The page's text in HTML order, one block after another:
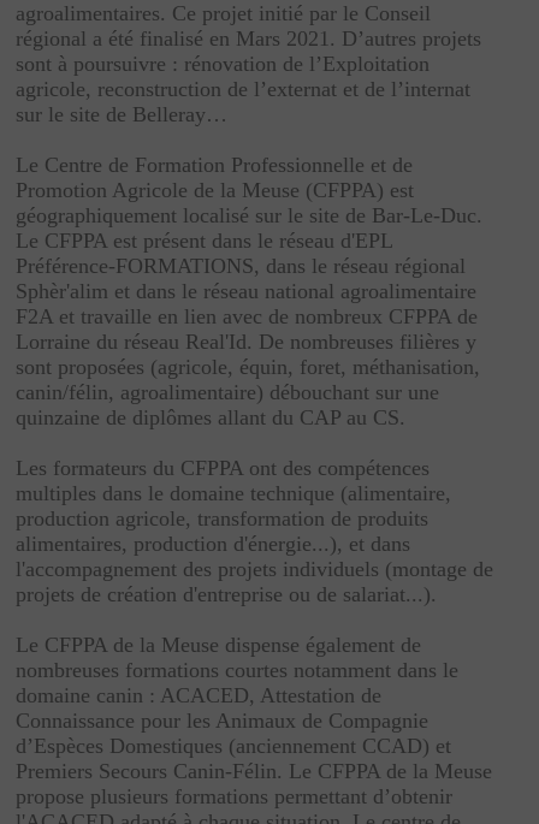
agroalimentaires. Ce projet initié par le Conseil
régional a été finalisé en Mars 2021. D’autres projets
sont à poursuivre : rénovation de l’Exploitation
agricole, reconstruction de l’externat et de l’internat
sur le site de Belleray…
Le Centre de Formation Professionnelle et de
Promotion Agricole de la Meuse (CFPPA) est
géographiquement localisé sur le site de Bar-Le-Duc.
Le CFPPA est présent dans le réseau d'EPL
Préférence-FORMATIONS, dans le réseau régional
Sphèr'alim et dans le réseau national agroalimentaire
F2A et travaille en lien avec de nombreux CFPPA de
Lorraine du réseau Real'Id. De nombreuses filières y
sont proposées (agricole, équin, foret, méthanisation,
canin/félin, agroalimentaire) débouchant sur une
quinzaine de diplômes allant du CAP au CS.
Les formateurs du CFPPA ont des compétences
multiples dans le domaine technique (alimentaire,
production agricole, transformation de produits
alimentaires, production d'énergie...), et dans
l'accompagnement des projets individuels (montage de
projets de création d'entreprise ou de salariat...).
Le CFPPA de la Meuse dispense également de
nombreuses formations courtes notamment dans le
domaine canin : ACACED, Attestation de
Connaissance pour les Animaux de Compagnie
d’Espèces Domestiques (anciennement CCAD) et
Premiers Secours Canin-Félin. Le CFPPA de la Meuse
propose plusieurs formations permettant d’obtenir